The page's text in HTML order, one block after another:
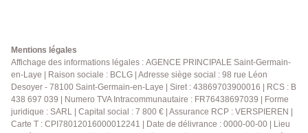
Mentions légales
Affichage des informations légales : AGENCE PRINCIPALE Saint-Germain-
en-Laye | Raison sociale : BCLG | Adresse siège social : 98 rue Léon
Desoyer - 78100 Saint-Germain-en-Laye | Siret : 43869703900016 | RCS : B
438 697 039 | Numero TVA Intracommunautaire : FR76438697039 | Forme
juridique : SARL | Capital social : 7 800 € | Assurance RCP : VERSPIEREN |
Carte T : CPI78012016000012241 | Date de délivrance : 0000-00-00 | Lieu